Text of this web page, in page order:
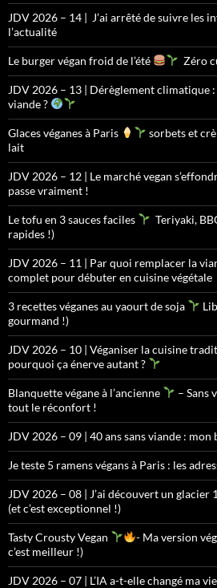
JDV 2026 – 14 | J’ai arrêté de suivre les
l’actualité
Le burger végan froid de l’été Zéro
JDV 2026 – 13 | Dérèglement climatique
viande ?
Glaces véganes à Paris
sorbets et
lait
JDV 2026 – 12 | Le marché vegan
passe vraiment !
Le tofu en 3 sauces faciles
Teriyaki,
rapides !)
JDV 2026 – 11 | Par quoi remplacer la
complet pour débuter en cuisine végétale
3 recettes véganes au yaourt de soja
gourmand !)
JDV 2026 – 10 | Véganiser la cuisine
pourquoi ça énerve autant ?
Blanquette végane à l’ancienne
– Sans
tout le réconfort !
JDV 2026 – 09 | 40 ans sans viande :
Je teste 5 ramens végans à Paris : les
JDV 2026 – 08 | J’ai découvert un glacier
(et c’est exceptionnel !)
Tasty Crousty Vegan
- Ma version
c’est meilleur !)
JDV 2026 – 07 | L’IA a-t-elle changé ma